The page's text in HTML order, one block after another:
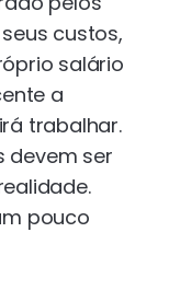
custos,
salário
a
trabalhar.
devem ser
pouco